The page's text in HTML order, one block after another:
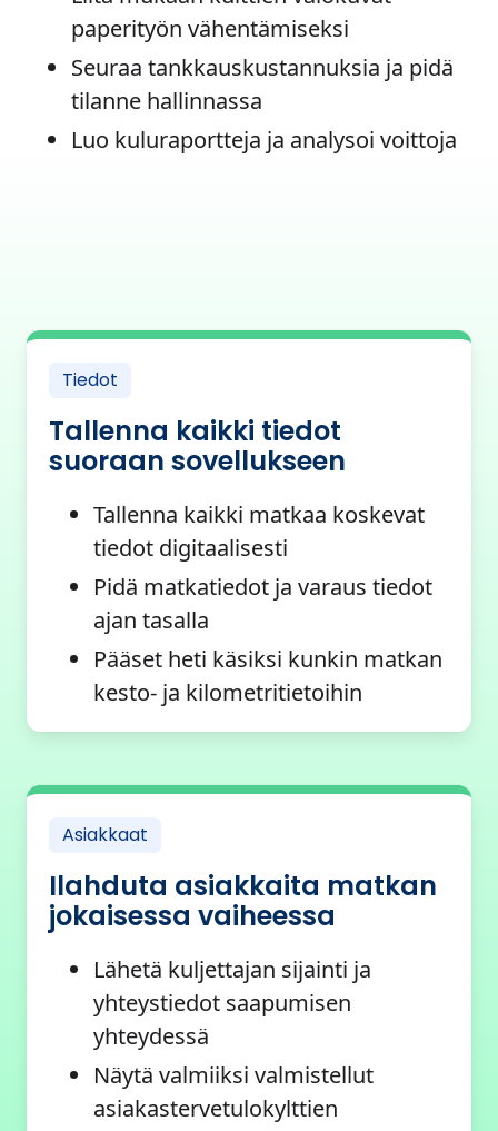
paperityön vähentämiseksi
Seuraa tankkauskustannuksia ja pidä
tilanne hallinnassa
Luo kuluraportteja ja analysoi voittoja
Tiedot
Tallenna kaikki tiedot
suoraan sovellukseen
Tallenna kaikki matkaa koskevat
tiedot digitaalisesti
Pidä matkatiedot ja varaus tiedot
ajan tasalla
Pääset heti käsiksi kunkin matkan
kesto- ja kilometritietoihin
Asiakkaat
Ilahduta asiakkaita matkan
jokaisessa vaiheessa
Lähetä kuljettajan sijainti ja
yhteystiedot saapumisen
yhteydessä
Näytä valmiiksi valmistellut
asiakastervetulokylttien